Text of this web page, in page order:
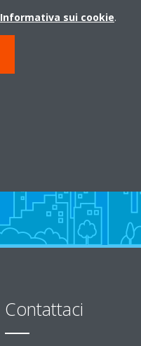
Contattaci
Informativa sui cookie.